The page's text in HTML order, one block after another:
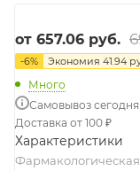
от 657.06 руб.
-6% Экономия 41.94
Много
Самовывоз
Доставка от 100 ₽
Характеристики